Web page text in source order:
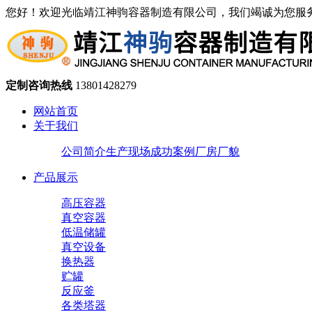
您好！欢迎光临靖江神驹容器制造有限公司，我们竭诚为您服
定制咨询热线 13801428279
网站首页
关于我们
公司简介生产现场成功案例 厂房厂貌
产品展示
高压容器
真空容器
低温储罐
真空设备
换热器
贮罐
反应釜
各类塔器